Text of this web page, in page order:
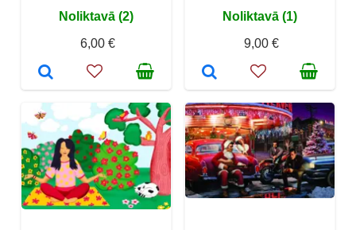
Noliktavā (2)
6,00 €
Noliktavā (1)
9,00 €